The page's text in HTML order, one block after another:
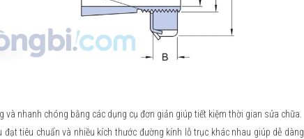
và nhanh chóng bằng các dụng cụ đơn giản giúp tiết kiệm thời gian sửa chữa.
tiêu chuẩn và nhiều kích thước đường kính lỗ trục khác nhau giúp dễ dàng